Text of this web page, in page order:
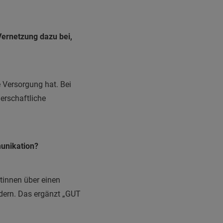
dazu bei,
hat. Bei
über einen
Das ergänzt „GUT